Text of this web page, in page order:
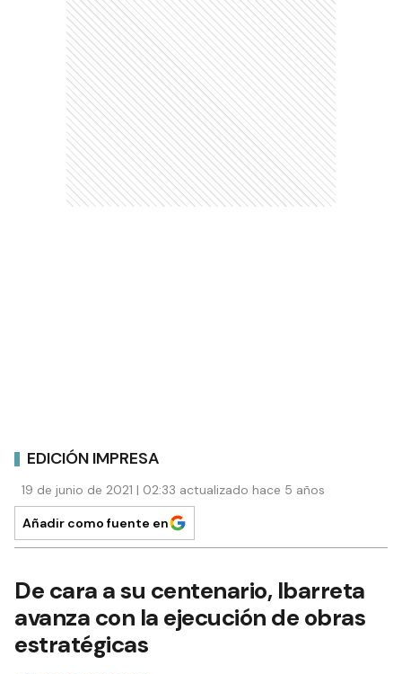
EDICIÓN IMPRESA
19 de junio de 2021 | 02:33 actualizado hace 5 años
Añadir como fuente en
De cara a su centenario, Ibarreta
avanza con la ejecución de obras
estratégicas